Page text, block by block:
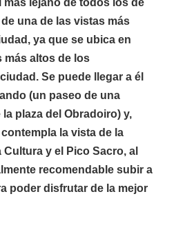
una de las vistas más
ya que se ubica en
más altos de los
Se puede llegar a él
(un paseo de una
plaza del Obradoiro) y,
la vista de la
y el Pico Sacro, al
recomendable subir a
poder disfrutar de la mejor